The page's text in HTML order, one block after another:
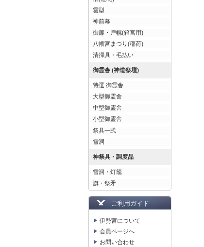
雲型
神前幕
御簾・戸幌(箱宮用)
八幡宮まつり(稲荷)
清掃具・毛払い
御霊舎 (神道祭壇)
特選 御霊舎
大型御霊舎
中型御霊舎
小型御霊舎
祭具一式
雪洞
神祭具・調度品
雪洞・灯籠
旗・祭矛
ご利用ガイド
伊勢宮について
会員ページへ
お問い合わせ